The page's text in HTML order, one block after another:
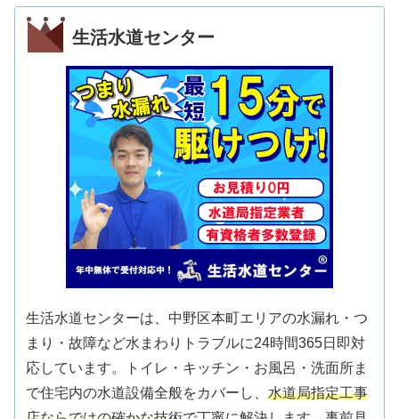
生活水道センター
生活水道センターは、中野区本町エリアの水漏れ・つ
まり・故障など水まわりトラブルに24時間365日即対
応しています。トイレ・キッチン・お風呂・洗面所ま
で住宅内の水道設備全般をカバーし、水道局指定工事